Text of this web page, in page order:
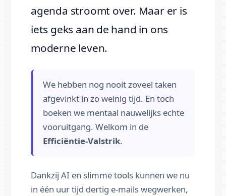
agenda stroomt over. Maar er is
iets geks aan de hand in ons
moderne leven.
We hebben nog nooit zoveel taken
afgevinkt in zo weinig tijd. En toch
boeken we mentaal nauwelijks echte
vooruitgang. Welkom in de
Efficiëntie-Valstrik.
Dankzij AI en slimme tools kunnen we nu
in één uur tijd dertig e-mails wegwerken,